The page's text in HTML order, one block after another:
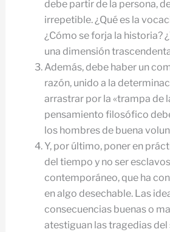
debe partir de la persona,
irrepetible. ¿Qué es la
¿Cómo se forja la historia?
una dimensión
Además, debe haber un
razón, unido a la
arrastrar por la «trampa de
pensamiento filosófico
los hombres de buena
Y, por último, poner en
del tiempo y no ser
contemporáneo, que ha
en algo desechable. Las
consecuencias buenas o
atestiguan las tragedias del